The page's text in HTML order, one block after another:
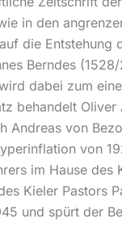
in den
die
Berndes
dabei zum
behandelt
Andreas von
von
im Hause
Kieler Pastors
und spürt der